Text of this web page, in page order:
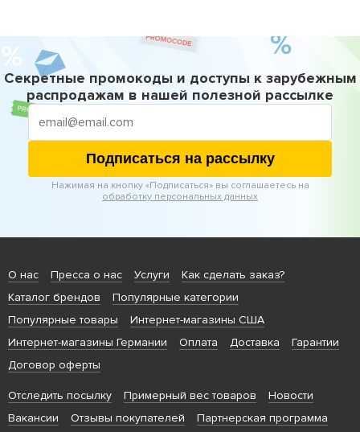
Секретные промокоды и доступы к зарубежным
распродажам в нашей полезной рассылке
Подписаться на рассылку
Нажимая на кнопку «Подписаться» вы соглашаетесь на
обработку персональных данных
О нас Пресса о нас Услуги
Как сделать заказ?
Каталог брендов
Популярные категории
Популярные товары
Интернет-магазины США
Интернет-магазины Германии
Оплата Доставка
Гарантии
Договор оферты
Отследить посылку Примерный вес товаров
Новости
Вакансии
Отзывы покупателей
Партнерская программа